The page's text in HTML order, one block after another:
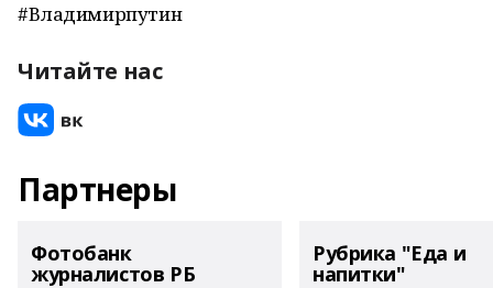
#Владимирпутин
Читайте нас
Партнеры
Фотобанк
журналистов РБ
Рубрика "Еда и
напитки"